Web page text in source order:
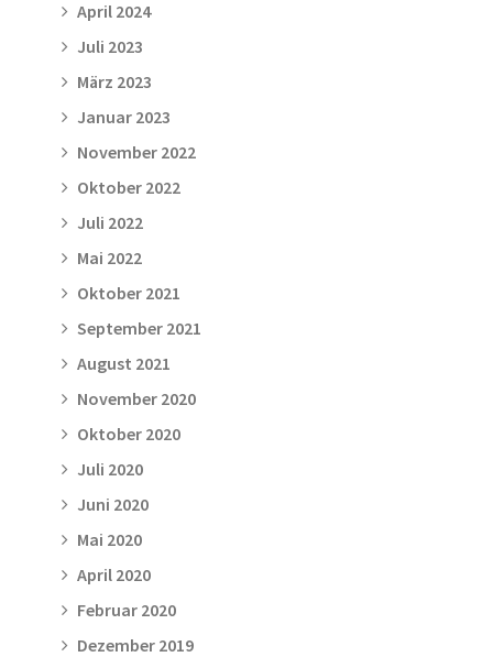
April 2024
Juli 2023
März 2023
Januar 2023
November 2022
Oktober 2022
Juli 2022
Mai 2022
Oktober 2021
September 2021
August 2021
November 2020
Oktober 2020
Juli 2020
Juni 2020
Mai 2020
April 2020
Februar 2020
Dezember 2019